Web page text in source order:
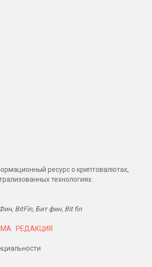
ресурс о криптовалютах,
технологиях.
BitFin, Бит фин, Bit fin
РЕДАКЦИЯ